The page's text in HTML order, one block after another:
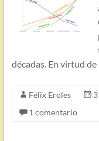
décadas. En virtud
Félix Eroles
1 comentario